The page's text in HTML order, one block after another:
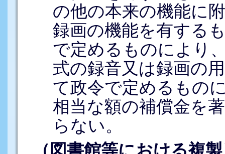
の他の本来の機能に
録画の機能を有する
で定めるものにより
式の録音又は録画の
て政令で定めるもの
相当な額の補償金を
らない。
（図書館等における複